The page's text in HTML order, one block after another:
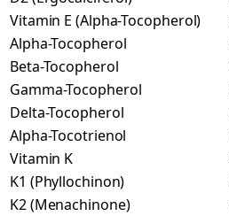
Vitamin E (Alpha-Tocopherol)
Alpha-Tocopherol
Beta-Tocopherol
Gamma-Tocopherol
Delta-Tocopherol
Alpha-Tocotrienol
Vitamin K
K1 (Phyllochinon)
K2 (Menachinone)